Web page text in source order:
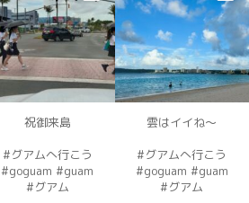
12月 4
祝御来島
#グアムへ行こう
#goguam #guam
#グアム
12月 4
雲はイイね〜
#グアムへ行こう
#goguam #guam
#グアム